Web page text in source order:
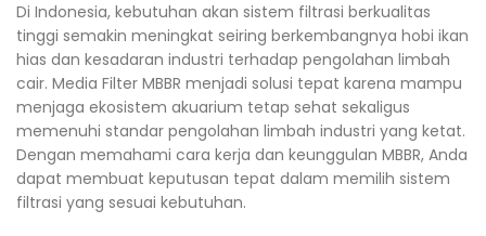
Di Indonesia, kebutuhan akan sistem filtrasi berkualitas
tinggi semakin meningkat seiring berkembangnya hobi ikan
hias dan kesadaran industri terhadap pengolahan limbah
cair. Media Filter MBBR menjadi solusi tepat karena mampu
menjaga ekosistem akuarium tetap sehat sekaligus
memenuhi standar pengolahan limbah industri yang ketat.
Dengan memahami cara kerja dan keunggulan MBBR, Anda
dapat membuat keputusan tepat dalam memilih sistem
filtrasi yang sesuai kebutuhan.